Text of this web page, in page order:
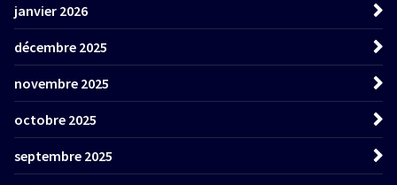
janvier 2026
décembre 2025
novembre 2025
octobre 2025
septembre 2025